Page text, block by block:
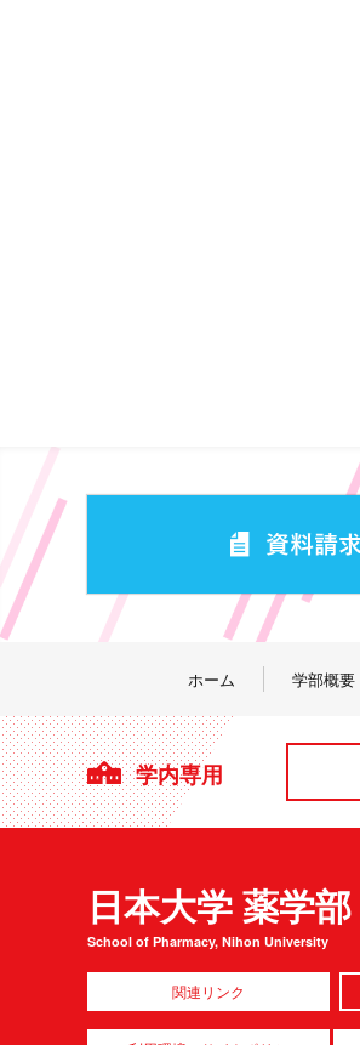
ホーム 学部概要
学内専用
日本大学 薬学部
School of Pharmacy, Nihon University
関連リンク